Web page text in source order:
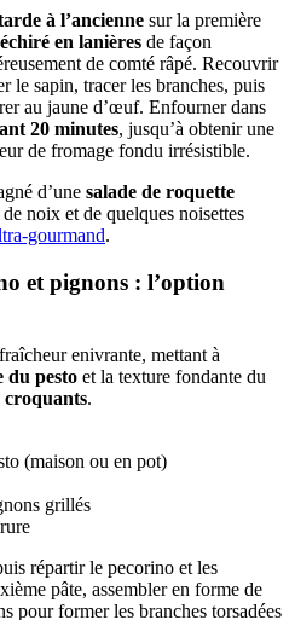
à l’ancienne sur la première
en lanières de façon
de comté râpé. Recouvrir
le sapin, tracer les branches, puis
au jaune d’œuf. Enfourner dans
20 minutes, jusqu’à obtenir une
de fromage fondu irrésistible.
d’une salade de roquette
de noix et de quelques noisettes
gourmand.
et pignons : l’option
enivrante, mettant à
du pesto et la texture fondante du
croquants.
(maison ou en pot)
grillés
répartir le pecorino et les
pâte, assembler en forme de
pour former les branches torsadées